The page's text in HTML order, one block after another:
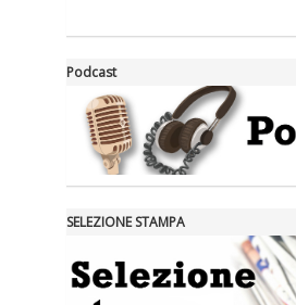
Podcast
SELEZIONE STAMPA